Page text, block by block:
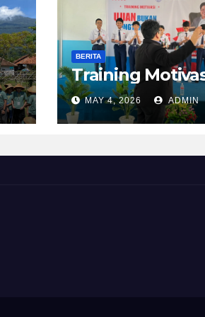
BERITA
Training
MAY 4, 2026 ADMIN